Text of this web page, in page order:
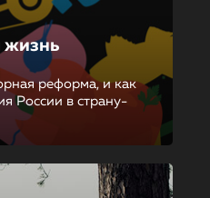
жизнь
реформа, и как
России в страну-